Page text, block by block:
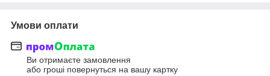
Умови оплати
Ви отримаєте замовлення
або гроші повернуться на вашу картку